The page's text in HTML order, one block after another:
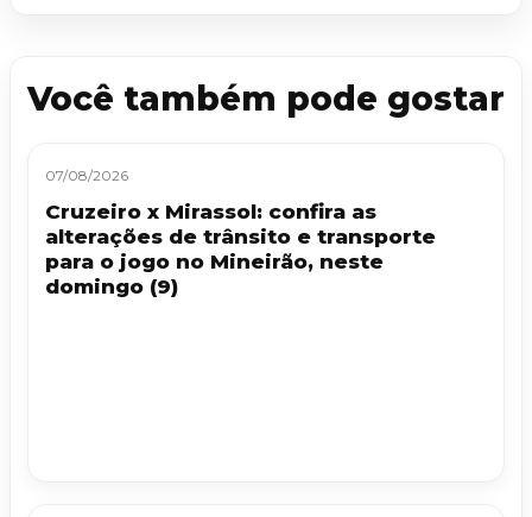
Você também pode gostar
07/08/2026
Cruzeiro x Mirassol: confira as
alterações de trânsito e transporte
para o jogo no Mineirão, neste
domingo (9)